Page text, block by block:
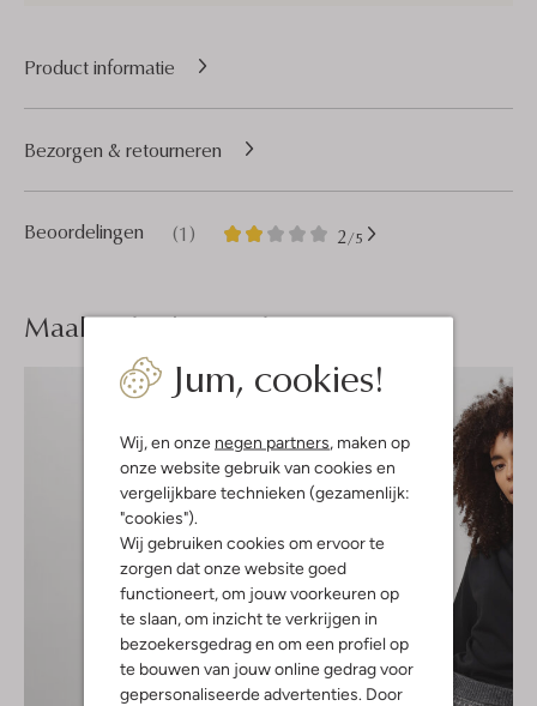
Jum, cookies!
Wij, en onze negen partners, maken op
onze website gebruik van cookies en
vergelijkbare technieken (gezamenlijk:
"cookies").
Wij gebruiken cookies om ervoor te
zorgen dat onze website goed
functioneert, om jouw voorkeuren op
te slaan, om inzicht te verkrijgen in
bezoekersgedrag en om een profiel op
te bouwen van jouw online gedrag voor
gepersonaliseerde advertenties. Door
Product informatie
Beoordelingen (1) 2/5
1
2
Bezorgen & retourneren
Maak jelook compleet